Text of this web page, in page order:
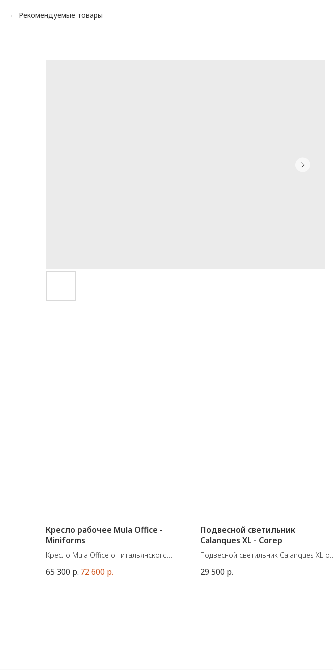
Рекомендуемые товары
Кресло рабочее Mula Office -
Miniforms
Кресло Mula Office от итальянского
Размеры: В. 77 х Ш. 57,5 Х Г. 53,5 см
65 300 р.72 600р.
Подвесной светильник
Calanques XL - Corep
Подвесной светильник Calanques XL от
Материал: металл, ротанг
29 500 р.